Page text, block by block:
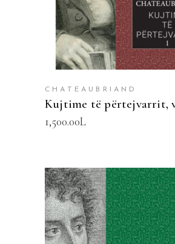
CHATEAUBRIAND
Kujtime të përtejvarrit,
1,500.00L